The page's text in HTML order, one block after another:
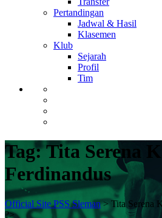
Pertandingan
Jadwal & Hasil
Klasemen
Klub
Sejarah
Profil
Tim
Tag:Tita Serena K
Ferdinandus
Official Site PSS Sleman>Tita Serena
?>